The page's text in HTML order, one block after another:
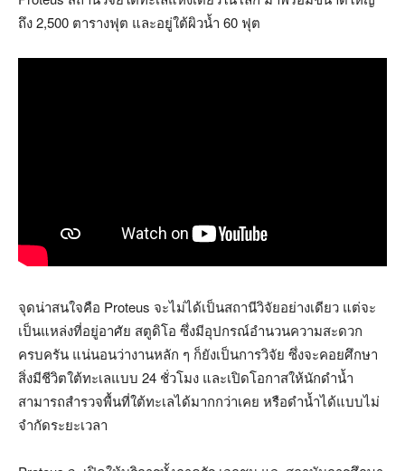
ถึง 2,500 ตารางฟุต และอยู่ใต้ผิวน้ำ 60 ฟุต
จุดน่าสนใจคือ Proteus จะไม่ได้เป็นสถานีวิจัยอย่างเดียว แต่จะ
เป็นแหล่งที่อยู่อาศัย สตูดิโอ ซึ่งมีอุปกรณ์อำนวนความสะดวก
ครบครัน แน่นอนว่างานหลัก ๆ ก็ยังเป็นการวิจัย ซึ่งจะคอยศึกษา
สิ่งมีชีวิตใต้ทะเลแบบ 24 ชั่วโมง และเปิดโอกาสให้นักดำน้ำ
สามารถสำรวจพื้นที่ใต้ทะเลได้มากกว่าเคย หรือดำน้ำได้แบบไม่
จำกัดระยะเวลา